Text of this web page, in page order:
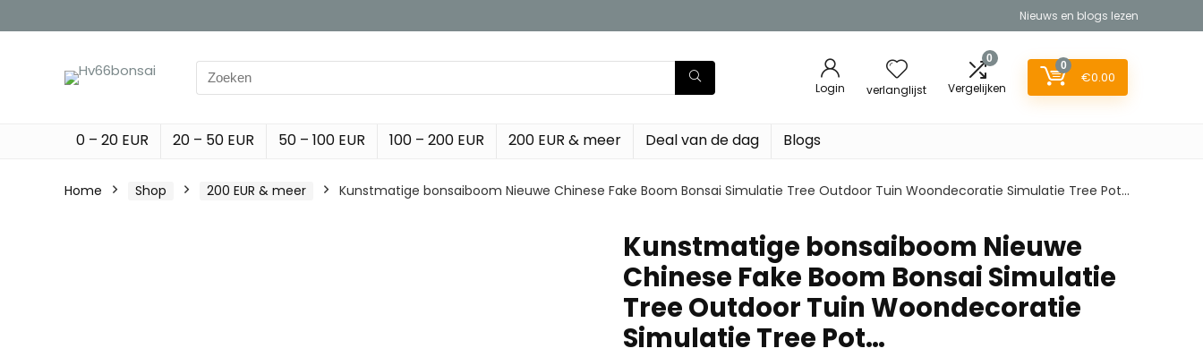
Nieuws en blogs lezen
Search
for:
Login verlanglijst
0
Vergelijken
0
€0.00
0 – 20 EUR 20 – 50 EUR 50 – 100 EUR 100 – 200 EUR 200 EUR & meer Deal van de dag Blogs
Home Shop 200 EUR & meer Kunstmatige bonsaiboom Nieuwe Chinese Fake Boom Bonsai Simulatie Tree Outdoor Tuin Woondecoratie Simulatie Tree Pot…
Kunstmatige bonsaiboom Nieuwe
Chinese Fake Boom Bonsai Simulatie
Tree Outdoor Tuin Woondecoratie
Simulatie Tree Pot…